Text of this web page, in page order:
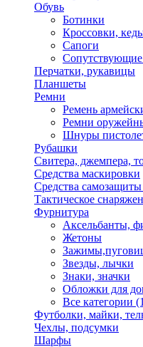
Обувь
Ботинки
Кроссовки,
Сапоги
Перчатки, рукавицы
Планшеты
Ремни
Ремень
Ремни
Шнуры
Рубашки
Свитера, джемпера,
Средства маскировки
Средства
Тактическое
Фурнитура
Аксельбанты,
Жетоны
Звезды, лычки
Знаки, значки
Обложки для
Все категории
Футболки, майки,
Чехлы, подсумки
Шарфы